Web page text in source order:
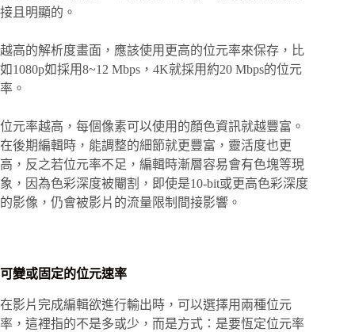
接且明顯的。
越高的解析度畫面，應該使用更高的位元率來保存，比
如1080p如採用8~12 Mbps，4K就採用約20 Mbps的位元
率。
位元率越高，每個像素可以使用的顏色資訊就越豐富。
在後期編輯時，能調整的細節就更豐富，靈活度也更
高，反之若位元率不足，編輯時漸層容易會有色塊等現
象，因為色彩深度被閹割，即使是10-bit或更高色彩深度
的影像，仍會被影片的流量限制間接影響。
可變或固定的位元速率
在影片完成編輯欲進行輸出時，可以選擇用兩種位元
率，這裡指的不是多或少，而是方式：是要恆定位元率